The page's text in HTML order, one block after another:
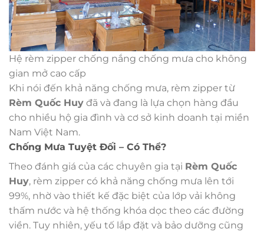
Hệ rèm zipper chống nắng chống mưa cho không
gian mở cao cấp
Khi nói đến khả năng chống mưa, rèm zipper từ
Rèm Quốc Huy đã và đang là lựa chọn hàng đầu
cho nhiều hộ gia đình và cơ sở kinh doanh tại miền
Nam Việt Nam.
Chống Mưa Tuyệt Đối – Có Thể?
Theo đánh giá của các chuyên gia tại Rèm Quốc
Huy, rèm zipper có khả năng chống mưa lên tới
99%, nhờ vào thiết kế đặc biệt của lớp vải không
thấm nước và hệ thống khóa dọc theo các đường
viền. Tuy nhiên, yếu tố lắp đặt và bảo dưỡng cũng